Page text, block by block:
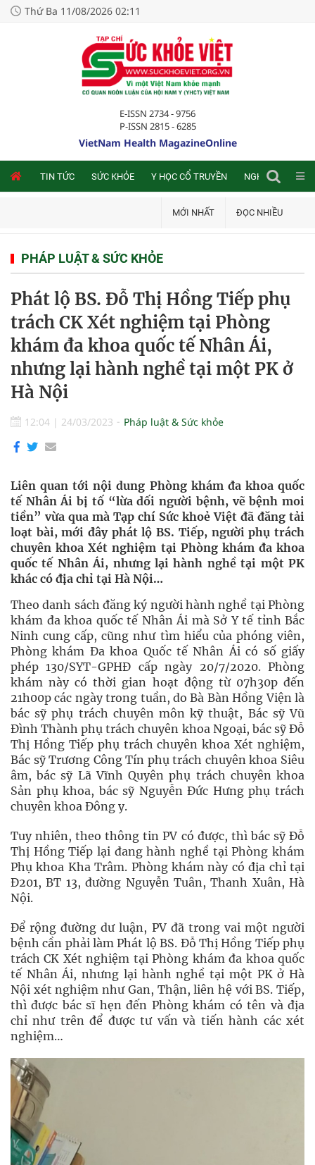
Thứ Ba 11/08/2026 02:11
E-ISSN 2734 - 9756
P-ISSN 2815 - 6285
VietNam Health MagazineOnline
TIN TỨC SỨC KHỎE Y HỌC CỔ TRUYỀN NGHIÊN CỨU
MỚI NHẤT ĐỌC NHIỀU
PHÁP LUẬT & SỨC KHỎE
Phát lộ BS. Đỗ Thị Hồng Tiếp phụ
trách CK Xét nghiệm tại Phòng
khám đa khoa quốc tế Nhân Ái,
nhưng lại hành nghề tại một PK ở
Hà Nội
12:04 | 24/03/2023 Pháp luật & Sức khỏe
Liên quan tới nội dung Phòng khám đa khoa quốc
tế Nhân Ái bị tố “lừa dối người bệnh, vẽ bệnh moi
tiền” vừa qua mà Tạp chí Sức khoẻ Việt đã đăng tải
loạt bài, mới đây phát lộ BS. Tiếp, người phụ trách
chuyên khoa Xét nghiệm tại Phòng khám đa khoa
quốc tế Nhân Ái, nhưng lại hành nghề tại một PK
khác có địa chỉ tại Hà Nội…
Theo danh sách đăng ký người hành nghề tại Phòng
khám đa khoa quốc tế Nhân Ái mà Sở Y tế tỉnh Bắc
Ninh cung cấp, cũng như tìm hiểu của phóng viên,
Phòng khám Đa khoa Quốc tế Nhân Ái có số giấy
phép 130/SYT-GPHĐ cấp ngày 20/7/2020. Phòng
khám này có thời gian hoạt động từ 07h30p đến
21h00p các ngày trong tuần, do Bà Bàn Hồng Viện là
bác sỹ phụ trách chuyên môn kỹ thuật, Bác sỹ Vũ
Đình Thành phụ trách chuyên khoa Ngoại, bác sỹ Đỗ
Thị Hồng Tiếp phụ trách chuyên khoa Xét nghiệm,
Bác sỹ Trương Công Tín phụ trách chuyên khoa Siêu
âm, bác sỹ Lã Vĩnh Quyên phụ trách chuyên khoa
Sản phụ khoa, bác sỹ Nguyễn Đức Hưng phụ trách
chuyên khoa Đông y.
Tuy nhiên, theo thông tin PV có được, thì bác sỹ Đỗ
Thị Hồng Tiếp lại đang hành nghề tại Phòng khám
Phụ khoa Kha Trâm. Phòng khám này có địa chỉ tại
Đ201, BT 13, đường Nguyễn Tuân, Thanh Xuân, Hà
Nội.
Để rộng đường dư luận, PV đã trong vai một người
bệnh cần phải làm Phát lộ BS. Đỗ Thị Hồng Tiếp phụ
trách CK Xét nghiệm tại Phòng khám đa khoa quốc
tế Nhân Ái, nhưng lại hành nghề tại một PK ở Hà
Nội xét nghiệm như Gan, Thận, liên hệ với BS. Tiếp,
thì được bác sĩ hẹn đến Phòng khám có tên và địa
chỉ như trên để được tư vấn và tiến hành các xét
nghiệm…